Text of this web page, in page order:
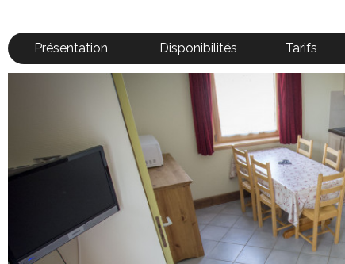
Présentation Disponibilités Tarifs